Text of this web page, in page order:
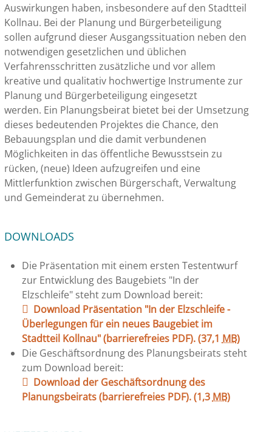
Auswirkungen haben, insbesondere auf den Stadtteil
Kollnau. Bei der Planung und Bürgerbeteiligung
sollen aufgrund dieser Ausgangssituation neben den
notwendigen gesetzlichen und üblichen
Verfahrensschritten zusätzliche und vor allem
kreative und qualitativ hochwertige Instrumente zur
Planung und Bürgerbeteiligung eingesetzt
werden. Ein Planungsbeirat bietet bei der Umsetzung
dieses bedeutenden Projektes die Chance, den
Bebauungsplan und die damit verbundenen
Möglichkeiten in das öffentliche Bewusstsein zu
rücken, (neue) Ideen aufzugreifen und eine
Mittlerfunktion zwischen Bürgerschaft, Verwaltung
und Gemeinderat zu übernehmen.
DOWNLOADS
Die Präsentation mit einem ersten Testentwurf
zur Entwicklung des Baugebiets "In der
Elzschleife" steht zum Download bereit:
Download Präsentation "In der Elzschleife -
Überlegungen für ein neues Baugebiet im
Stadtteil Kollnau" (barrierefreies PDF).(37,1 MB)
Die Geschäftsordnung des Planungsbeirats steht
zum Download bereit:
Download der Geschäftsordnung des
Planungsbeirats (barrierefreies PDF).(1,3 MB)